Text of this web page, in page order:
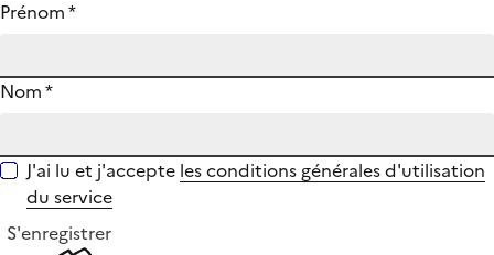
Prénom*
Nom*
J'ai lu et j'accepte les conditions générales d'utilisation
du service
S'enregistrer